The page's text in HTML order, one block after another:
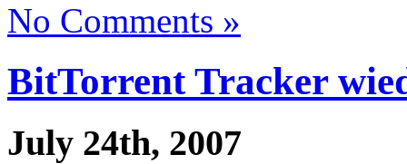
No Comments »
BitTorrent Tracker
July 24th, 2007